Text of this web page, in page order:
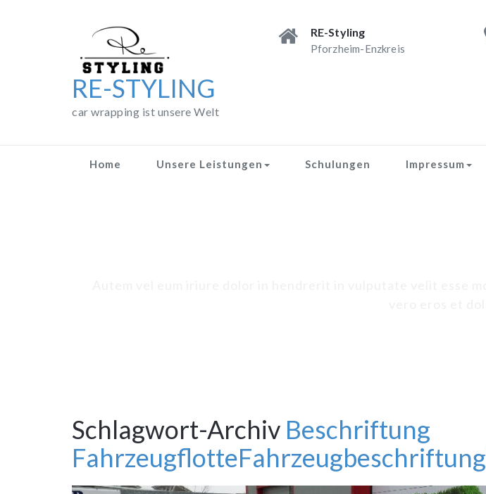
RE-STYLING
car wrapping ist unsere Welt
RE-Styling
Pforzheim-Enzkreis
Home Unsere Leistungen Schulungen Impressum
Schlagwort-Archiv Beschriftung
FahrzeugflotteFahrzeugbeschriftung